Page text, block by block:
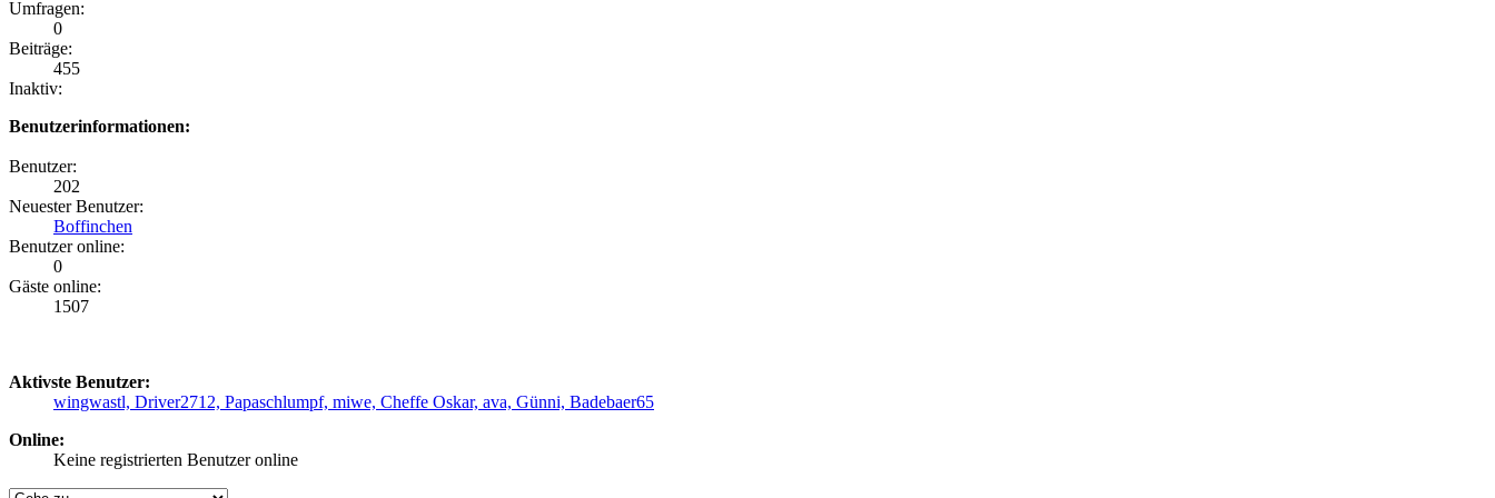
Umfragen:
0
Beiträge:
455
Inaktiv:
Benutzerinformationen:
Benutzer:
202
Neuester Benutzer:
Boffinchen
Benutzer online:
0
Gäste online:
1507
Aktivste Benutzer:
wingwastl, Driver2712, Papaschlumpf, miwe, Cheffe Oskar, ava, Günni, Badebaer65
Online:
Keine registrierten Benutzer online